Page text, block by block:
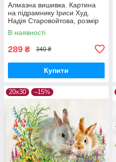
Алмазна вишивка. Картина
на підрамнику Іриси Худ.
Надія Старовойтова, розмір
20х30 см
В наявності
289 ₴ 340 ₴
Купити
20х30 –15%